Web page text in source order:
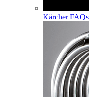
Kärcher FAQs